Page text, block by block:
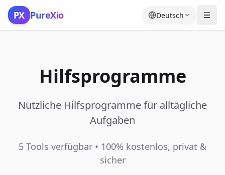
Zum Inhalt springen
PX PureXio Deutsch
Hilfsprogramme
Nützliche Hilfsprogramme für alltägliche
Aufgaben
5 Tools verfügbar • 100% kostenlos, privat &
sicher